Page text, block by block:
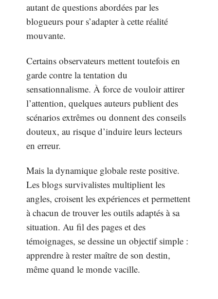
autant de questions abordées par les
blogueurs pour s’adapter à cette réalité
mouvante.
Certains observateurs mettent toutefois en
garde contre la tentation du
sensationnalisme. À force de vouloir attirer
l’attention, quelques auteurs publient des
scénarios extrêmes ou donnent des conseils
douteux, au risque d’induire leurs lecteurs
en erreur.
Mais la dynamique globale reste positive.
Les blogs survivalistes multiplient les
angles, croisent les expériences et permettent
à chacun de trouver les outils adaptés à sa
situation. Au fil des pages et des
témoignages, se dessine un objectif simple :
apprendre à rester maître de son destin,
même quand le monde vacille.